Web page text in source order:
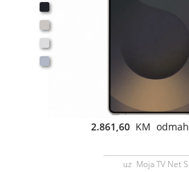
2.861,60 KM odmah
uz Moja TV Net S